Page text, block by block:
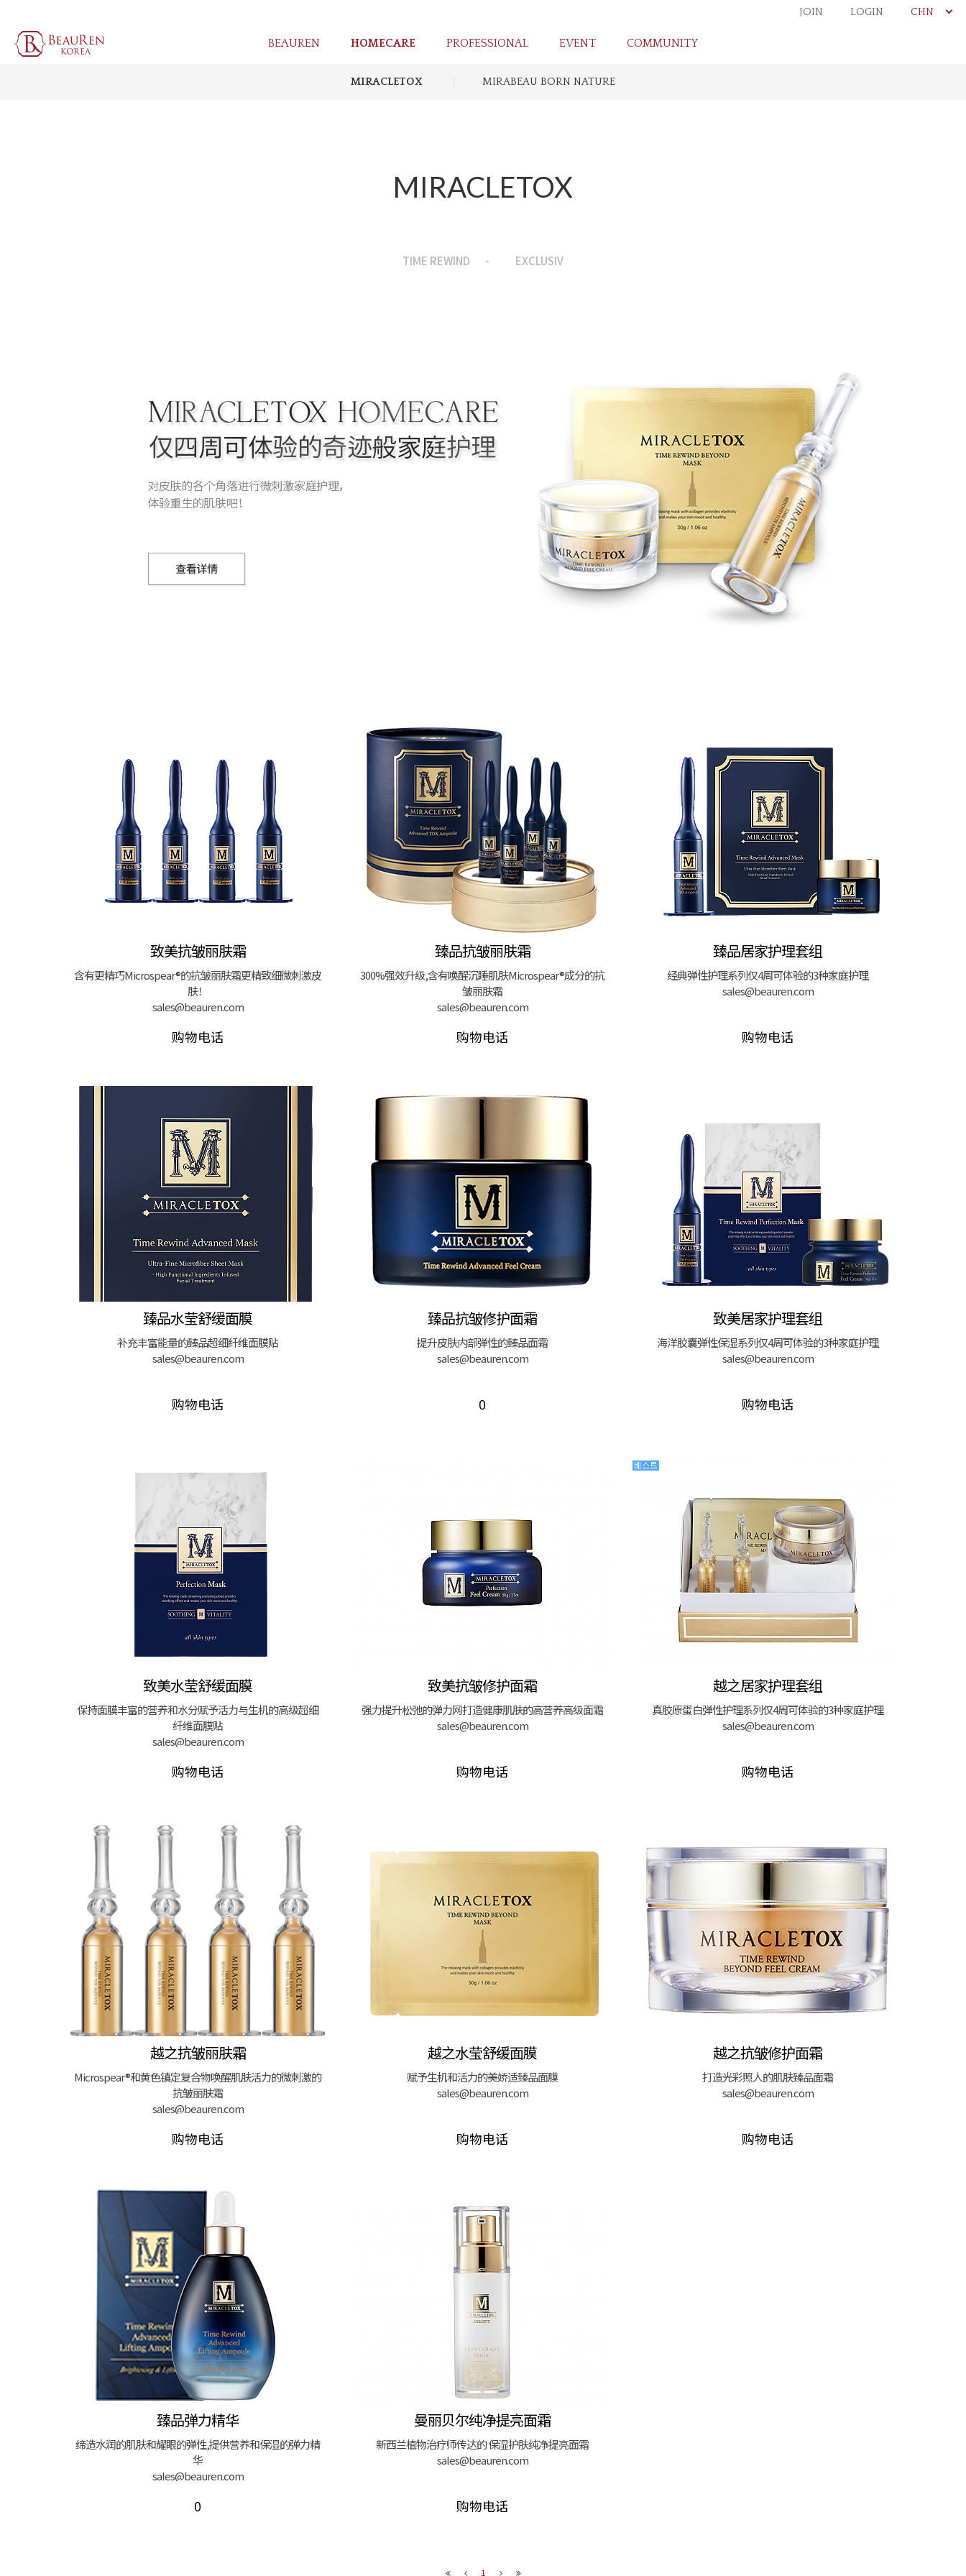
JOIN LOGIN CHN
BEAUREN HOMECARE PROFESSIONAL EVENT COMMUNITY
MIRACLETOX MIRABEAU BORN NATURE
MIRACLETOX
TIME REWIND EXCLUSIV
致美抗皱丽肤霜
含有更精巧Microspear®的抗皱丽肤霜更精致细微刺激皮
肤！
sales@beauren.com
购物电话
臻品抗皱丽肤霜
300%强效升级,含有唤醒沉睡肌肤Microspear®成分的抗
皱丽肤霜
sales@beauren.com
购物电话
臻品居家护理套组
经典弹性护理系列仅4周可体验的3种家庭护理
sales@beauren.com
购物电话
臻品水莹舒缓面膜
补充丰富能量的臻品超细纤维面膜贴
sales@beauren.com
购物电话
臻品抗皱修护面霜
提升皮肤内部弹性的臻品面霜
sales@beauren.com
0
致美居家护理套组
海洋胶囊弹性保湿系列仅4周可体验的3种家庭护理
sales@beauren.com
购物电话
致美水莹舒缓面膜
保持面膜丰富的营养和水分赋予活力与生机的高级超细
纤维面膜贴
sales@beauren.com
购物电话
致美抗皱修护面霜
强力提升松弛的弹力网打造健康肌肤的高营养高级面霜
sales@beauren.com
购物电话
越之居家护理套组
真胶原蛋白弹性护理系列仅4周可体验的3种家庭护理
sales@beauren.com
购物电话
越之抗皱丽肤霜
Microspear®和黄色镇定复合物唤醒肌肤活力的微刺激的
抗皱丽肤霜
sales@beauren.com
购物电话
越之水莹舒缓面膜
赋予生机和活力的美娇适臻品面膜
sales@beauren.com
购物电话
越之抗皱修护面霜
打造光彩照人的肌肤臻品面霜
sales@beauren.com
购物电话
臻品弹力精华
缔造水润的肌肤和耀眼的弹性,提供营养和保湿的弹力精
华
sales@beauren.com
0
曼丽贝尔纯净提亮面霜
新西兰植物治疗师传达的 保湿护肤纯净提亮面霜
sales@beauren.com
购物电话
1